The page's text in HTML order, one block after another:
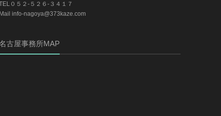
０５２-５２６-３４１７
info-nagoya@373kaze.com
古屋事務所MAP